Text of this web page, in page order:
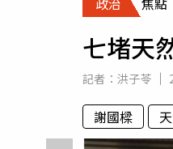
七堵天
記者： 洪子苓
謝國樑